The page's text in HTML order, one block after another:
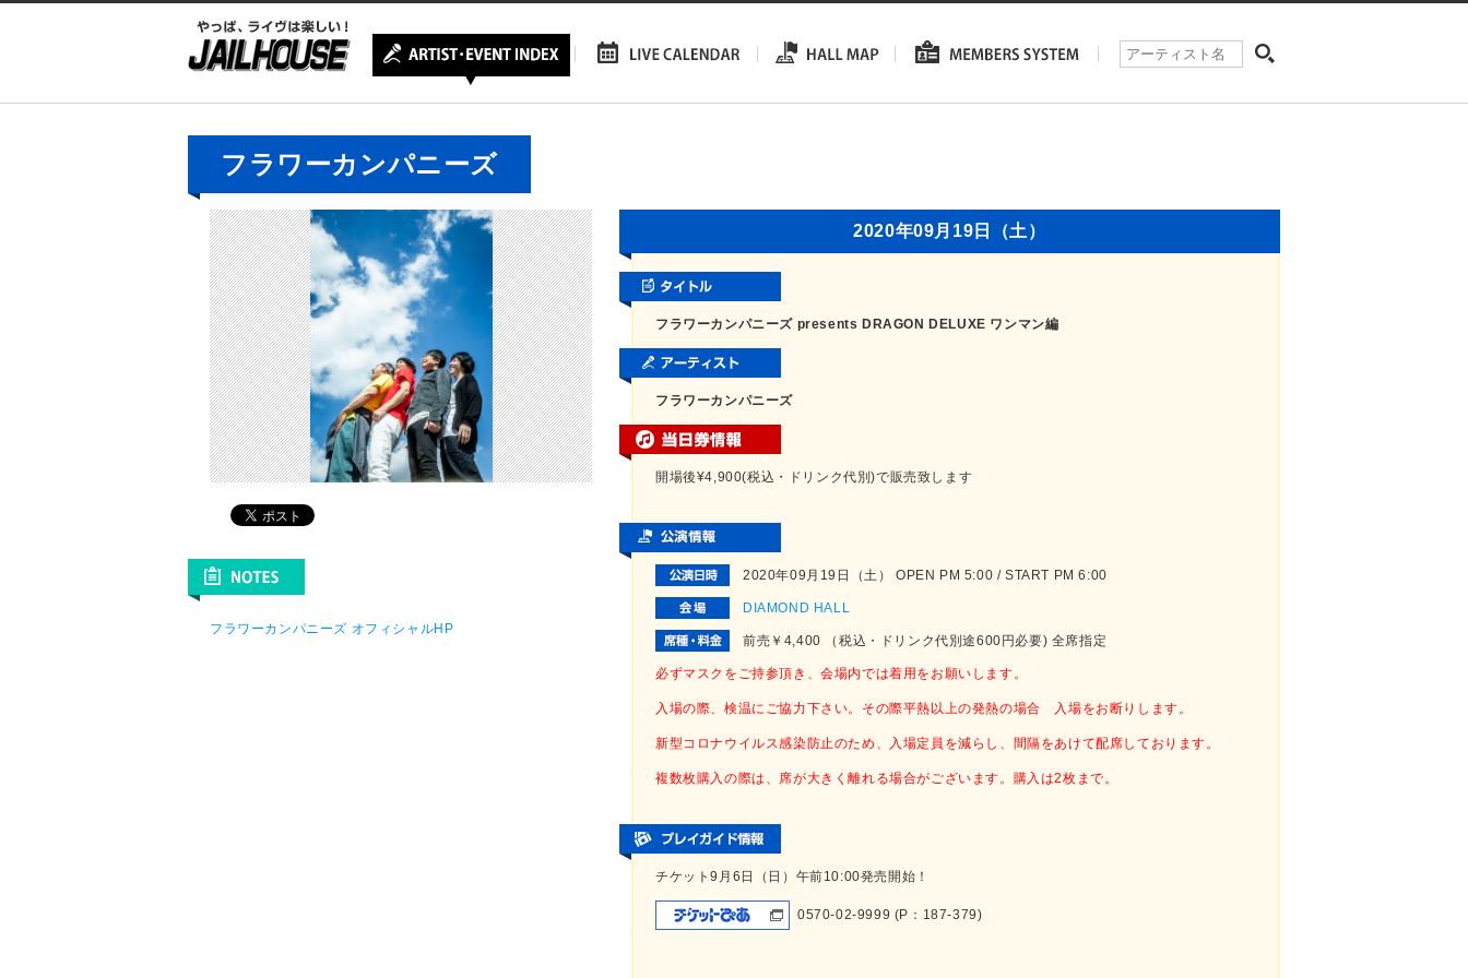
フラワーカンパニーズ
フラワーカンパニーズ オフィシャルHP
2020年09月19日（土）
フラワーカンパニーズ presents DRAGON DELUXE ワンマン編
フラワーカンパニーズ
開場後¥4,900(税込・ドリンク代別)で販売致します
2020年09月19日（土） OPEN PM 5:00 / START PM 6:00
DIAMOND HALL
前売￥4,400 （税込・ドリンク代別途600円必要) 全席指定
必ずマスクをご持参頂き、会場内では着用をお願いします。
入場の際、検温にご協力下さい。その際平熱以上の発熱の場合 入場をお断りします。
新型コロナウイルス感染防止のため、入場定員を減らし、間隔をあけて配席しております。
複数枚購入の際は、席が大きく離れる場合がございます。購入は2枚まで。
チケット9月6日（日）午前10:00発売開始！
0570-02-9999 (P：187-379)